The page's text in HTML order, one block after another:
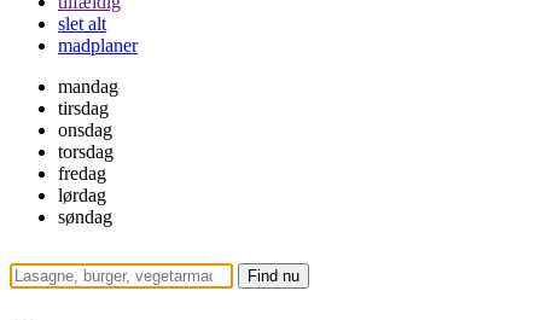
slet alt
madplaner
mandag
tirsdag
onsdag
torsdag
fredag
lørdag
søndag